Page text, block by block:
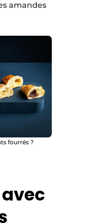
amandes
fourrés ?